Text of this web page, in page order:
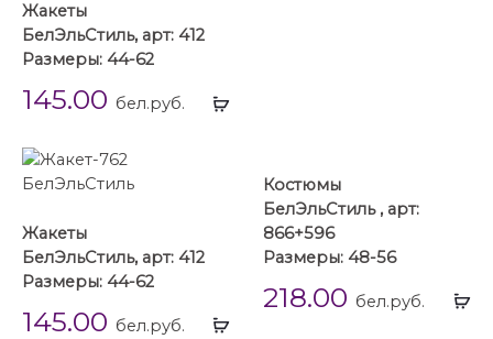
Выбрать
Жакеты
БелЭльСтиль, арт: 412
Размеры: 44-62
145.00 бел.руб.
Выбрать
Жакеты
БелЭльСтиль, арт: 412
Размеры: 44-62
145.00 бел.руб.
Костюмы
БелЭльСтиль , арт:
866+596
Размеры: 48-56
218.00 бел.руб.